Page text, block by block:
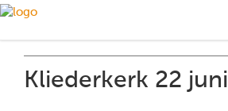
Kliederkerk 22 juni